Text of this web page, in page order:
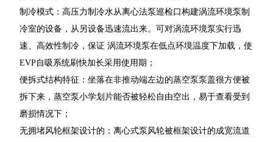
制冷模式：高压力制冷水从离心法泵巡检口构建涡流环境泵制
冷室的设备，从另设备迅速流出来。可对涡流环境泵实行迅
速、高效性制冷，保证 涡流环境泵在低点环境温度下加载，使
EVP自吸系统刷快加长采用使用期；
便拆式结构特征：坐落在非推动端左边的蒸空泵泵盖很方便被
拆下来，蒸空泵小学划片能否被轻松自由空出，易于查看受到
磨损情况下；
无拥堵风轮框架设计的：离心式泵风轮被框架设计的成宽流道